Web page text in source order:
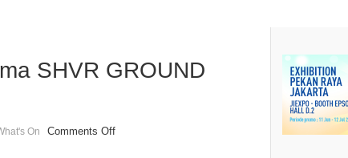
SHVR GROUND
On Comments Off